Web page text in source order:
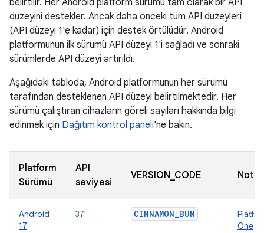
belirtilir. Her Android platform sürümü tam olarak bir API
düzeyini destekler. Ancak daha önceki tüm API düzeyleri
(API düzeyi 1'e kadar) için destek örtülüdür. Android
platformunun ilk sürümü API düzeyi 1'i sağladı ve sonraki
sürümlerde API düzeyi artırıldı.
Aşağıdaki tabloda, Android platformunun her sürümü
tarafından desteklenen API düzeyi belirtilmektedir. Her
sürümü çalıştıran cihazların göreli sayıları hakkında bilgi
edinmek için Dağıtım kontrol paneli'ne bakın.
Platform
Sürümü
API
seviyesi
VERSION_CODE
Android
17
37 CINNAMON_BUN
Öne